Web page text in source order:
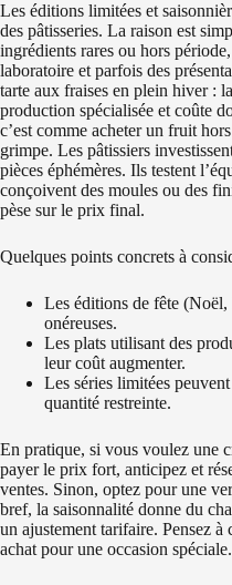
Les éditions limitées et
des pâtisseries. La raison est
ingrédients rares ou hors
laboratoire et parfois des
tarte aux fraises en plein hiver :
production spécialisée et coûte
c’est comme acheter un fruit
grimpe. Les pâtissiers
pièces éphémères. Ils testent
conçoivent des moules ou des
pèse sur le prix final.
Quelques points concrets à
Les éditions de fête (Noël,
onéreuses.
Les plats utilisant des
leur coût augmenter.
Les séries limitées
quantité restreinte.
En pratique, si vous voulez une
payer le prix fort, anticipez et
ventes. Sinon, optez pour une
bref, la saisonnalité donne du
un ajustement tarifaire. Pensez
achat pour une occasion spéciale.